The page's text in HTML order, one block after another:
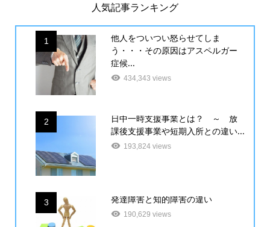
人気記事ランキング
1
他人をついつい怒らせてしま
う・・・その原因はアスペルガー
症候...
434,343 views
2
日中一時支援事業とは？ ～ 放
課後支援事業や短期入所との違い...
193,824 views
3 発達障害と知的障害の違い
190,629 views